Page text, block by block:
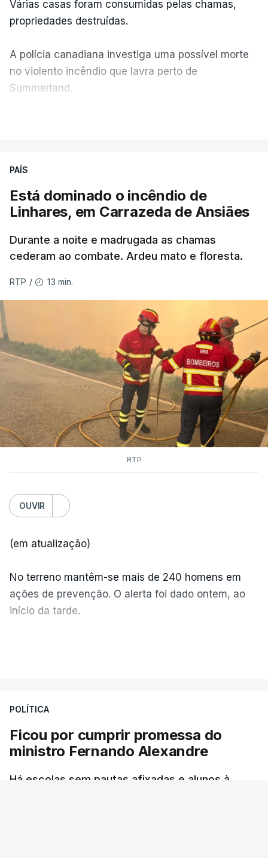
Várias casas foram consumidas pelas chamas,
propriedades destruídas.
A polícia canadiana investiga uma possível morte
no violento incêndio que lavra perto de
Summerland.
ERRO100
ERROR ON HTML5 MEDIA ELEMENT
ESTE CONTEÚDO ESTÁ NESTE
MOMENTO INDISPONÍVEL
As autoridades canadianas estimam que vai levar
dias ou semanas para controlar o fogo. Mais de
dois mil operacionais estão no terreno no combate
às chamas.
PAÍS
Está dominado o incêndio de
Linhares, em Carrazeda de Ansiães
Durante a noite e madrugada as chamas
cederam ao combate. Ardeu mato e floresta.
RTP / 13 min.
RTP
OUVIR
(em atualização)
No terreno mantêm-se mais de 240 homens em
ações de prevenção. O alerta foi dado ontem, ao
início da tarde.
POLÍTICA
Ficou por cumprir promessa do
ministro Fernando Alexandre
Há escolas sem pautas afixadas e alunos à